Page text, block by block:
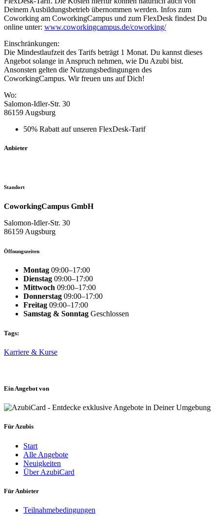
Deinem Ausbildungsbetrieb übernommen werden. Infos zum
Coworking am CoworkingCampus und zum FlexDesk findest Du
online unter: www.coworkingcampus.de/coworking/
Einschränkungen:
Die Mindestlaufzeit des Tarifs beträgt 1 Monat. Du kannst dieses
Angebot solange in Anspruch nehmen, wie Du Azubi bist.
Ansonsten gelten die Nutzungsbedingungen des
CoworkingCampus. Wir freuen uns auf Dich!
Wo:
Salomon-Idler-Str. 30
86159 Augsburg
50% Rabatt auf unseren FlexDesk-Tarif
Anbieter
Standort
CoworkingCampus GmbH
Salomon-Idler-Str. 30
86159 Augsburg
Öffnungszeiten
Montag 09:00–17:00
Dienstag 09:00–17:00
Mittwoch 09:00–17:00
Donnerstag 09:00–17:00
Freitag 09:00–17:00
Samstag & Sonntag Geschlossen
Tags:
Karriere & Kurse
Ein Angebot von
Für Azubis
Start
Alle Angebote
Neuigkeiten
Über AzubiCard
Für Anbieter
Teilnahmebedingungen